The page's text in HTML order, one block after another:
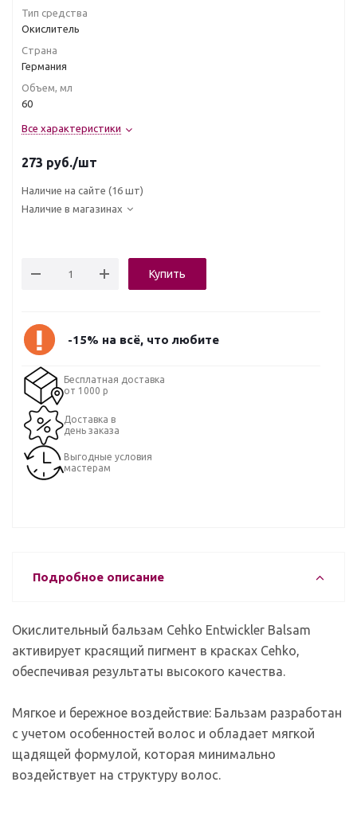
Тип средства
Окислитель
Страна
Германия
Объем, мл
60
Все характеристики
273 руб./шт
Наличие на сайте (16 шт)
Наличие в магазинах
Купить
-15% на всё, что любите
Бесплатная доставка
от 1000 р
Доставка в
день заказа
Выгодные условия
мастерам
Подробное описание
Окислительный бальзам Cehko Entwickler Balsam
активирует красящий пигмент в красках Cehko,
обеспечивая результаты высокого качества.
Мягкое и бережное воздействие: Бальзам разработан
с учетом особенностей волос и обладает мягкой
щадящей формулой, которая минимально
воздействует на структуру волос.